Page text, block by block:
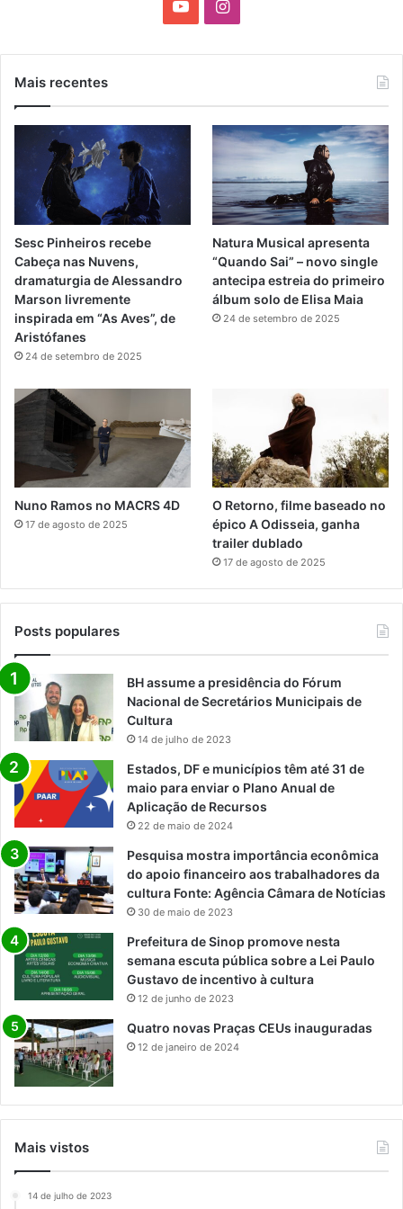
e
I
g
r
a
m
Mais recentes
Sesc Pinheiros recebe
Cabeça nas Nuvens,
dramaturgia de Alessandro
Marson livremente
inspirada em “As Aves”, de
Aristófanes
24 de setembro de 2025
Natura Musical apresenta
“Quando Sai” – novo single
antecipa estreia do primeiro
álbum solo de Elisa Maia
24 de setembro de 2025
Nuno Ramos no MACRS 4D
17 de agosto de 2025
O Retorno, filme baseado no
épico A Odisseia, ganha
trailer dublado
17 de agosto de 2025
Posts populares
BH assume a presidência do Fórum
Nacional de Secretários Municipais de
Cultura
14 de julho de 2023
Estados, DF e municípios têm até 31 de
maio para enviar o Plano Anual de
Aplicação de Recursos
22 de maio de 2024
Pesquisa mostra importância econômica
do apoio financeiro aos trabalhadores da
cultura Fonte: Agência Câmara de Notícias
30 de maio de 2023
Prefeitura de Sinop promove nesta
semana escuta pública sobre a Lei Paulo
Gustavo de incentivo à cultura
12 de junho de 2023
Quatro novas Praças CEUs inauguradas
12 de janeiro de 2024
Mais vistos
14 de julho de 2023